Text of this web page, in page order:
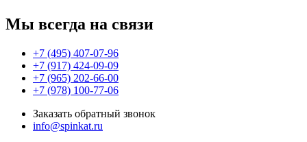
Мы всегда на связи
+7 (495) 407-07-96
+7 (917) 424-09-09
+7 (965) 202-66-00
+7 (978) 100-77-06
Заказать обратный звонок
info@spinkat.ru